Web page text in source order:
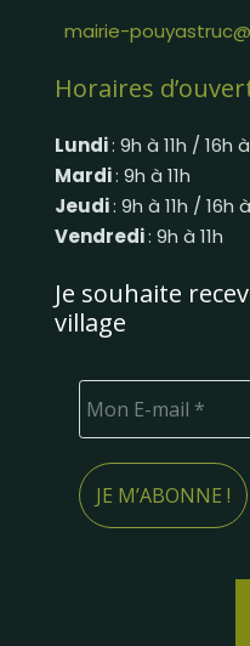
mairie-
Horaires
Lundi: 9h à 11h / 16h
Mardi: 9h à 11h
Jeudi: 9h à 11h / 16h
Vendredi: 9h à 11h
Je souhaite
village